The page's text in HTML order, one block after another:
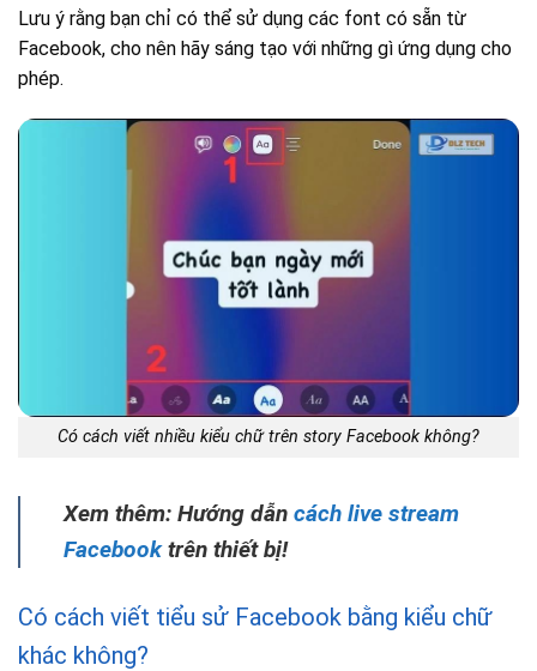
Lưu ý rằng bạn chỉ có thể sử dụng các font có sẵn từ
Facebook, cho nên hãy sáng tạo với những gì ứng dụng cho
phép.
Có cách viết nhiều kiểu chữ trên story Facebook không?
Xem thêm: Hướng dẫn cách live stream
Facebooktrên thiết bị!
Có cách viết tiểu sử Facebook bằng kiểu chữ
khác không?